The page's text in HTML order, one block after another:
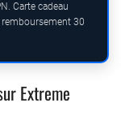
Carte cadeau
30
Extreme